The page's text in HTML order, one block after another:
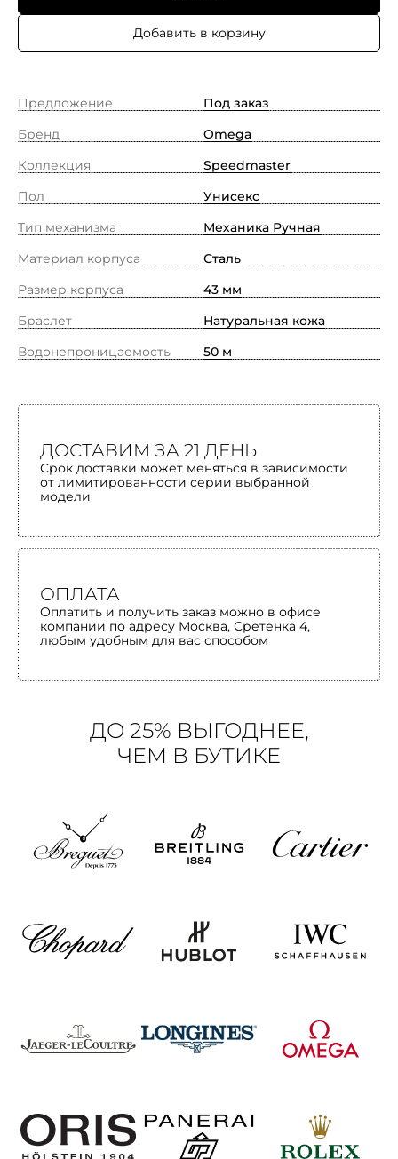
Добавить в корзину
Предложение
Под заказ
Бренд
Omega
Коллекция
Speedmaster
Пол
Унисекс
Тип механизма
Механика Ручная
Материал корпуса
Сталь
Размер корпуса
43 мм
Браслет
Натуральная кожа
Водонепроницаемость
50 м
ДОСТАВИМ ЗА 21 ДЕНЬ
Срок доставки может меняться в зависимости
от лимитированности серии выбранной
модели
ОПЛАТА
Оплатить и получить заказ можно в офисе
компании по адресу Москва, Сретенка 4,
любым удобным для вас способом
ДО 25% ВЫГОДНЕЕ,
ЧЕМ В БУТИКЕ